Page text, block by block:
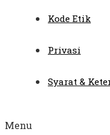
Kode Etik
Privasi
Syarat &
Menu